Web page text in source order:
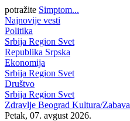
potražite Simptom...
Najnovije vesti
Politika
Srbija Region Svet
Republika Srpska
Ekonomija
Srbija Region Svet
Društvo
Srbija Region Svet
Zdravlje Beograd Kultura/Zabava
Petak, 07. avgust 2026.